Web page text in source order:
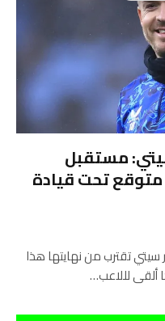
مستقبل
تحت قيادة
تقترب من نهايتها هذا
ألقى لللاعب…